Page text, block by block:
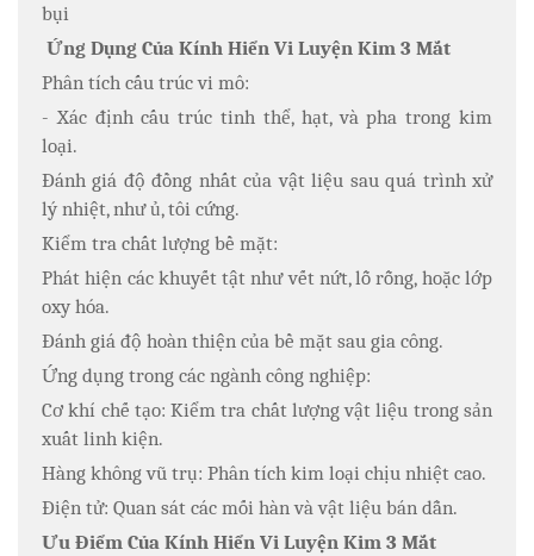
bụi
Ứng Dụng Của Kính Hiển Vi Luyện Kim 3 Mắt
Phân tích cấu trúc vi mô:
- Xác định cấu trúc tinh thể, hạt, và pha trong kim
loại.
Đánh giá độ đồng nhất của vật liệu sau quá trình xử
lý nhiệt, như ủ, tôi cứng.
Kiểm tra chất lượng bề mặt:
Phát hiện các khuyết tật như vết nứt, lỗ rỗng, hoặc lớp
oxy hóa.
Đánh giá độ hoàn thiện của bề mặt sau gia công.
Ứng dụng trong các ngành công nghiệp:
Cơ khí chế tạo: Kiểm tra chất lượng vật liệu trong sản
xuất linh kiện.
Hàng không vũ trụ: Phân tích kim loại chịu nhiệt cao.
Điện tử: Quan sát các mối hàn và vật liệu bán dẫn.
Ưu Điểm Của Kính Hiển Vi Luyện Kim 3 Mắt